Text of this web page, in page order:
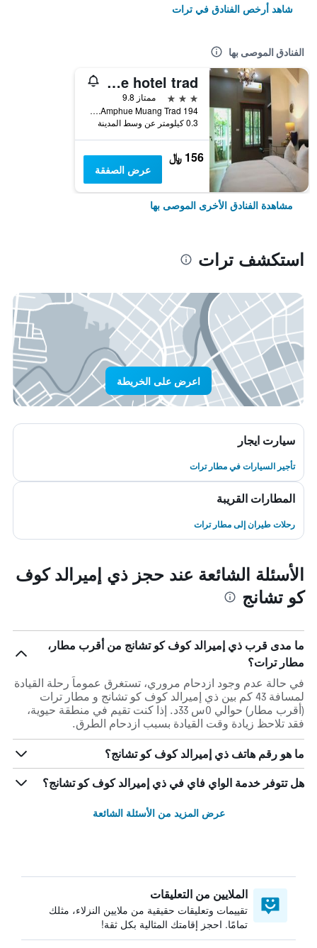
شاهد أرخص الفنادق في ترات
الفنادق الموصى بها
Rimklong boutique hotel trad
3 نجوم
ممتاز 9.8
194 Rimklong Soi Rakmuang Rd.Amphue Muang Trad, ترات, تايلاند
0.3 كيلومتر عن وسط المدينة
156 ﷼
عرض الصفقة
مشاهدة الفنادق الأخرى الموصى بها
استكشف ترات
اعرض على الخريطة
سيارت ايجار
تأجير السيارات في مطار ترات
المطارات القريبة
رحلات طيران إلى مطار ترات
الأسئلة الشائعة عند حجز ذي إميرالد كوف
كو تشانج
ما مدى قرب ذي إميرالد كوف كو تشانج من أقرب مطار،
مطار ترات؟
في حالة عدم وجود ازدحام مروري، تستغرق عموماً رحلة القيادة
لمسافة 43 كم بين ذي إميرالد كوف كو تشانج و مطار ترات
(أقرب مطار) حوالي 0س 33د. إذا كنت تقيم في منطقة حيوية،
فقد تلاحظ زيادة وقت القيادة بسبب ازدحام الطرق.
ما هو رقم هاتف ذي إميرالد كوف كو تشانج؟
هل تتوفر خدمة الواي فاي في ذي إميرالد كوف كو تشانج؟
عرض المزيد من الأسئلة الشائعة
الملايين من التعليقات
تقييمات وتعليقات حقيقية من ملايين النزلاء، مثلك
تمامًا. احجز إقامتك المثالية بكل ثقة!